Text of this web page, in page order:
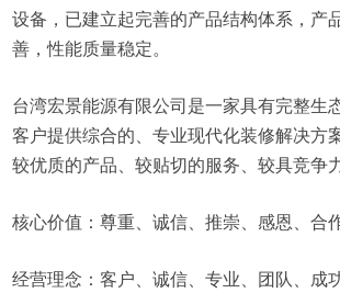
设备，已建立起完善的产品结构体系，产
善，性能质量稳定。
台湾宏景能源有限公司是一家具有完整生
客户提供综合的、专业现代化装修解决方
较优质的产品、较贴切的服务、较具竞争
核心价值：尊重、诚信、推崇、感恩、合
经营理念：客户、诚信、专业、团队、成